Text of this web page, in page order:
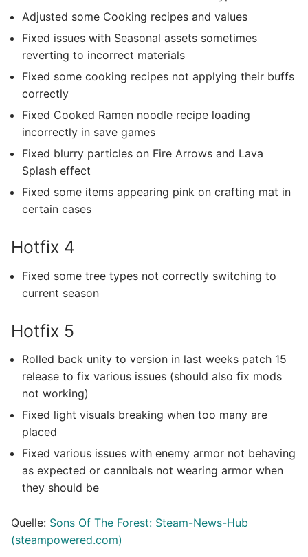
Adjusted some Cooking recipes and values
Fixed issues with Seasonal assets sometimes
reverting to incorrect materials
Fixed some cooking recipes not applying their buffs
correctly
Fixed Cooked Ramen noodle recipe loading
incorrectly in save games
Fixed blurry particles on Fire Arrows and Lava
Splash effect
Fixed some items appearing pink on crafting mat in
certain cases
Hotfix 4
Fixed some tree types not correctly switching to
current season
Hotfix 5
Rolled back unity to version in last weeks patch 15
release to fix various issues (should also fix mods
not working)
Fixed light visuals breaking when too many are
placed
Fixed various issues with enemy armor not behaving
as expected or cannibals not wearing armor when
they should be
Quelle: Sons Of The Forest: Steam-News-Hub
(steampowered.com)